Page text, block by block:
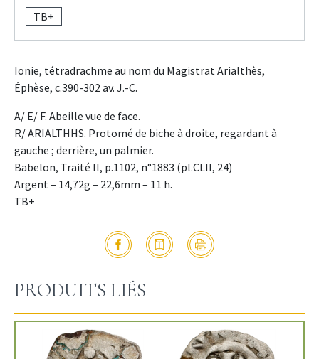
TB+
Ionie, tétradrachme au nom du Magistrat Arialthès,
Éphèse, c.390-302 av. J.-C.
A/ E/ F. Abeille vue de face.
R/ ARIALTHHS. Protomé de biche à droite, regardant à
gauche ; derrière, un palmier.
Babelon, Traité II, p.1102, n°1883 (pl.CLII, 24)
Argent – 14,72g – 22,6mm – 11 h.
TB+
PRODUITS LIÉS